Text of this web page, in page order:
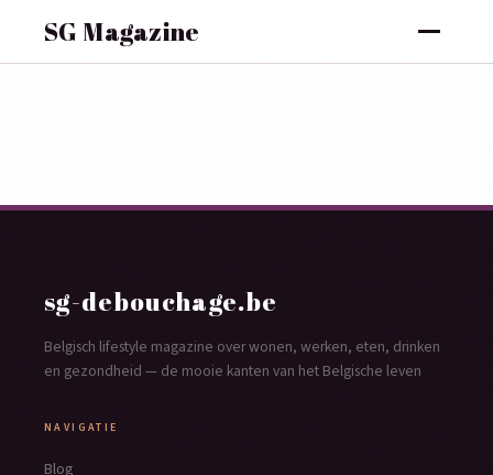
SG Magazine
sg-debouchage.be
Belgisch lifestyle magazine over wonen, werken, eten, drinken
en gezondheid — de mooie kanten van het Belgische leven
NAVIGATIE
Blog